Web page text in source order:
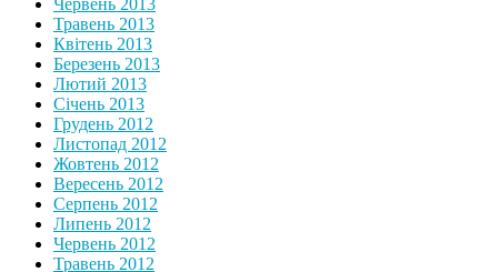
Червень 2013
Травень 2013
Квітень 2013
Березень 2013
Лютий 2013
Січень 2013
Грудень 2012
Листопад 2012
Жовтень 2012
Вересень 2012
Серпень 2012
Липень 2012
Червень 2012
Травень 2012